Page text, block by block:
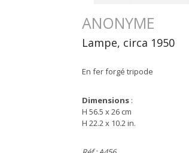
ANONYME
Lampe, circa 1950
En fer forgé tripode
Dimensions :
H 56.5 x 26 cm
H 22.2 x 10.2 in.